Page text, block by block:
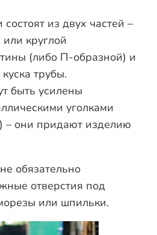
из двух частей –
круглой
(либо П-образной) и
трубы.
быть усилены
уголками
– они придают изделию
обязательно
отверстия под
или шпильки.